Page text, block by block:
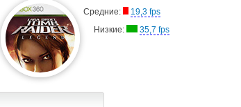
Средние:
19,3 fps
Низкие:
35,7 fps